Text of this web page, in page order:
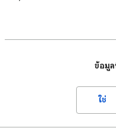
ข้อมูล
ใช่